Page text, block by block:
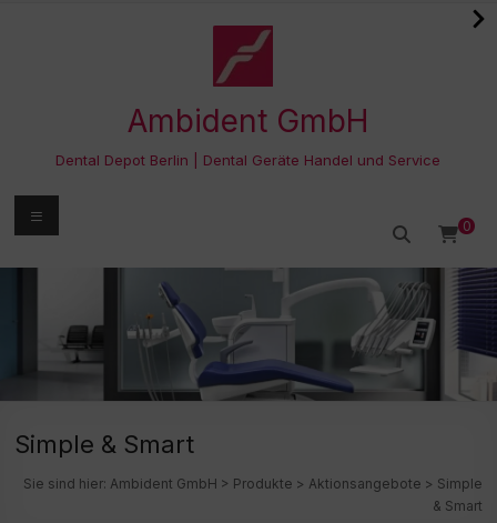
Ambident GmbH
Dental Depot Berlin | Dental Geräte Handel und Service
0
Menü
Simple & Smart
Sie sind hier: Ambident GmbH > Produkte > Aktionsangebote > Simple
& Smart